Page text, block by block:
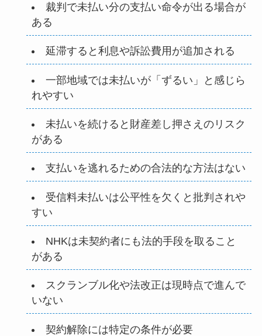
裁判で未払い分の支払い命令が出る場合が
ある
延滞すると利息や訴訟費用が追加される
一部地域では未払いが「ずるい」と感じら
れやすい
未払いを続けると財産差し押さえのリスク
がある
支払いを逃れるための合法的な方法はない
受信料未払いは公平性を欠くと批判されや
すい
NHKは未契約者にも法的手段を取ること
がある
スクランブル化や法改正は現時点で進んで
いない
契約解除には特定の条件が必要